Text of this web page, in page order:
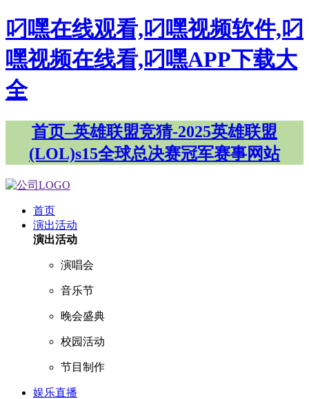
叼嘿在线观看,叼嘿视频软件,叼
嘿视频在线看,叼嘿APP下载大
全
首页–英雄联盟竞猜-2025英雄联盟
(LOL)s15全球总决赛冠军赛事网站
首页
演出活动
演出活动
演唱会
音乐节
晚会盛典
校园活动
节目制作
娱乐直播